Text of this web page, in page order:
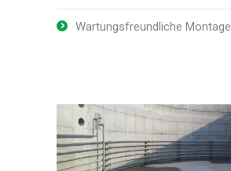
Wartungsfreundliche Montage